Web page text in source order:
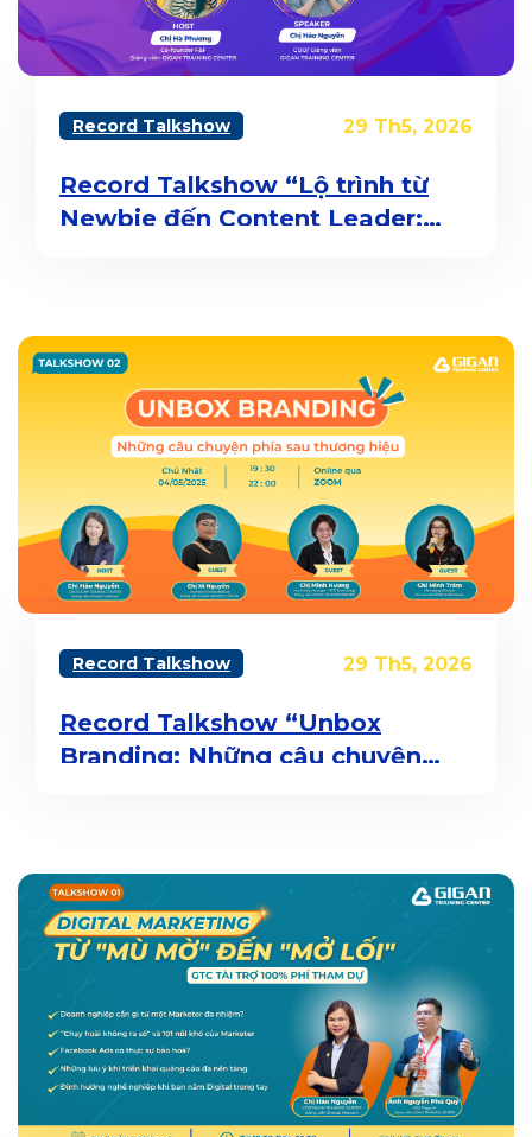
Record Talkshow 29 Th5, 2026
Record Talkshow “Lộ trình từ
Newbie đến Content Leader:
Record Talkshow 29 Th5, 2026
Record Talkshow “Unbox
Branding: Những câu chuyện